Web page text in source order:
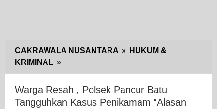
CAKRAWALA NUSANTARA » HUKUM &
KRIMINAL »
Resah
Polsek
Warga Resah , Polsek Pancur Batu
Tangguhkan Kasus Penikamam “Alasan